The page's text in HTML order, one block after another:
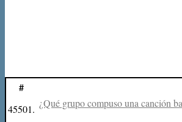
#
45501. ¿Qué grupo compuso una canción